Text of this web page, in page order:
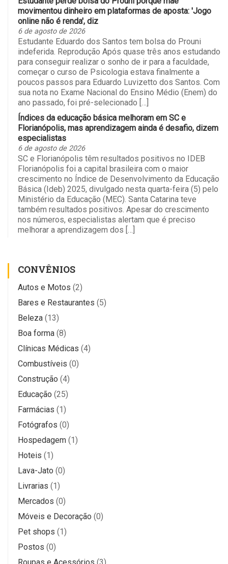
movimentou dinheiro em plataformas de aposta: 'Jogo
online não é renda', diz
6 de agosto de 2026
Estudante Eduardo dos Santos tem bolsa do Prouni
indeferida. Reprodução Após quase três anos estudando
para conseguir realizar o sonho de ir para a faculdade,
começar o curso de Psicologia estava finalmente a
poucos passos para Eduardo Luvizetto dos Santos. Com
sua nota no Exame Nacional do Ensino Médio (Enem) do
ano passado, foi pré-selecionado […]
Índices da educação básica melhoram em SC e
Florianópolis, mas aprendizagem ainda é desafio, dizem
especialistas
6 de agosto de 2026
SC e Florianópolis têm resultados positivos no IDEB
Florianópolis foi a capital brasileira com o maior
crescimento no Índice de Desenvolvimento da Educação
Básica (Ideb) 2025, divulgado nesta quarta-feira (5) pelo
Ministério da Educação (MEC). Santa Catarina teve
também resultados positivos. Apesar do crescimento
nos números, especialistas alertam que é preciso
melhorar a aprendizagem dos […]
CONVÊNIOS
Autos e Motos (2)
Bares e Restaurantes (5)
Beleza (13)
Boa forma (8)
Clínicas Médicas (4)
Combustíveis (0)
Construção (4)
Educação (25)
Farmácias (1)
Fotógrafos (0)
Hospedagem (1)
Hoteis (1)
Lava-Jato (0)
Livrarias (1)
Mercados (0)
Móveis e Decoração (0)
Pet shops (1)
Postos (0)